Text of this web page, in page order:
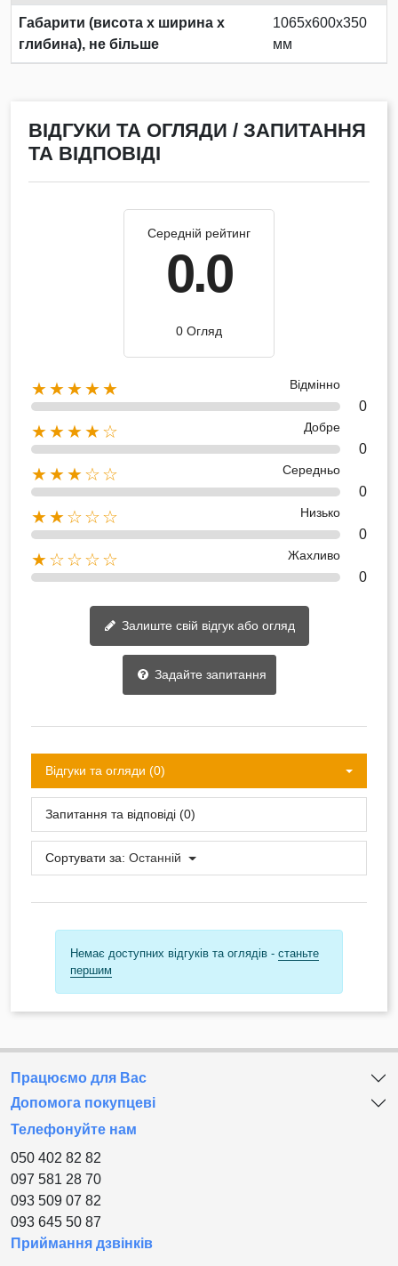
Габарити (висота х ширина х
глибина), не більше
1065x600x350
мм
ВІДГУКИ ТА ОГЛЯДИ / ЗАПИТАННЯ
ТА ВІДПОВІДІ
Середній рейтинг
0.0
0 Огляд
★★★★★ Відмінно
0
★★★★☆ Добре
0
★★★☆☆ Середньо
0
★★☆☆☆ Низько
0
★☆☆☆☆ Жахливо
0
Залиште свій відгук або огляд
Задайте запитання
Відгуки та огляди (0)
Запитання та відповіді (0)
Сортувати за: Останній
Немає доступних відгуків та оглядів - станьте
першим
Працюємо для Вас
Допомога покупцеві
Телефонуйте нам
050 402 82 82
097 581 28 70
093 509 07 82
093 645 50 87
Приймання дзвінків